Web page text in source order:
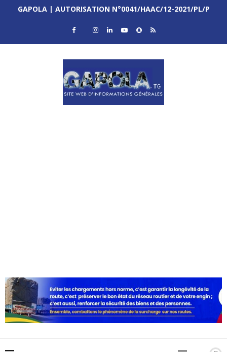
GAPOLA | AUTORISATION N°0041/HAAC/12-2021/PL/P